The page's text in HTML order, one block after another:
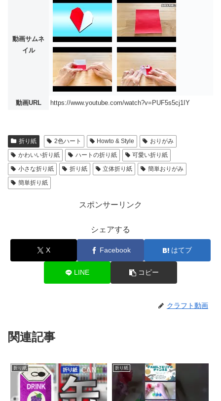
動画サムネ
イル
動画URL https://www.youtube.com/watch?v=PUF5s5cj1IY
折り紙 2色ハート Howto & Style
おりがみ
かわいい折り紙
ハートの折り紙
可愛い折り紙
小さな折り紙
折り紙 立体折り紙
簡単おりがみ
簡単折り紙
スポンサーリンク
シェアする
X Facebook はてブ
LINE コピー
クラフト動画
関連記事
折り紙 折り紙